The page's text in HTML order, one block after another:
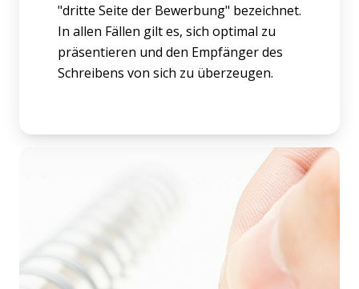
"dritte Seite der Bewerbung" bezeichnet.
In allen Fällen gilt es, sich optimal zu
präsentieren und den Empfänger des
Schreibens von sich zu überzeugen.